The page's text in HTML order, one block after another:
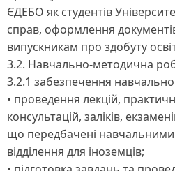
ЄДЕБО як студентів
справ, оформлення
випускникам про здобуту
3.2. Навчально-методична
3.2.1 забезпечення
• проведення лекцій,
консультацій, заліків,
що передбачені
відділення для іноземців;